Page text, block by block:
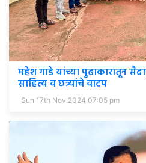
महेश गाडे यांच्या पुढाकारातून
साहित्य व छत्र्यांचे वाटप
Sun 17th Nov 2024 07:05 pm